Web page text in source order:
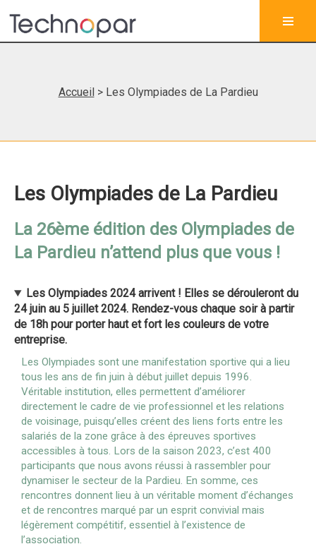
Accueil> Les Olympiades de La Pardieu
Les Olympiades de La Pardieu
La 26ème édition des Olympiades de
La Pardieu n’attend plus que vous !
Les Olympiades 2024 arrivent ! Elles se dérouleront du
24 juin au 5 juillet 2024. Rendez-vous chaque soir à partir
de 18h pour porter haut et fort les couleurs de votre
entreprise.
Les Olympiades sont une manifestation sportive qui a lieu
tous les ans de fin juin à début juillet depuis 1996.
Véritable institution, elles permettent d’améliorer
directement le cadre de vie professionnel et les relations
de voisinage, puisqu’elles créent des liens forts entre les
salariés de la zone grâce à des épreuves sportives
accessibles à tous. Lors de la saison 2023, c’est 400
participants que nous avons réussi à rassembler pour
dynamiser le secteur de la Pardieu. En somme, ces
rencontres donnent lieu à un véritable moment d’échanges
et de rencontres marqué par un esprit convivial mais
légèrement compétitif, essentiel à l’existence de
l’association.